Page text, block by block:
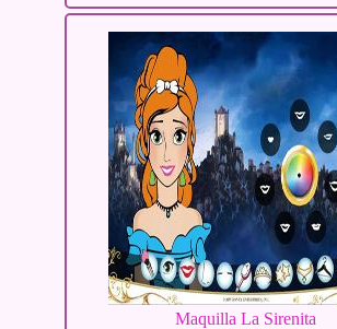
Maquilla La Sirenita